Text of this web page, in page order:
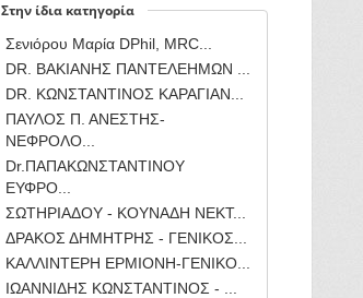
Στην ίδια κατηγορία
Σενιόρου Μαρία DPhil, MRC...
DR. ΒΑΚΙΑΝΗΣ ΠΑΝΤΕΛΕΗΜΩΝ ...
DR. ΚΩΝΣΤΑΝΤΙΝΟΣ ΚΑΡΑΓΙΑΝ...
ΠΑΥΛΟΣ Π. ΑΝΕΣΤΗΣ-
ΝΕΦΡΟΛΟ...
Dr.ΠΑΠΑΚΩΝΣΤΑΝΤΙΝΟΥ
ΕΥΦΡΟ...
ΣΩΤΗΡΙΑΔΟΥ - ΚΟΥΝΑΔΗ ΝΕΚΤ...
ΔΡΑΚΟΣ ΔΗΜΗΤΡΗΣ - ΓΕΝΙΚΟΣ...
ΚΑΛΛΙΝΤΕΡΗ ΕΡΜΙΟΝΗ-ΓΕΝΙΚΟ...
ΙΩΑΝΝΙΔΗΣ ΚΩΝΣΤΑΝΤΙΝΟΣ - ...